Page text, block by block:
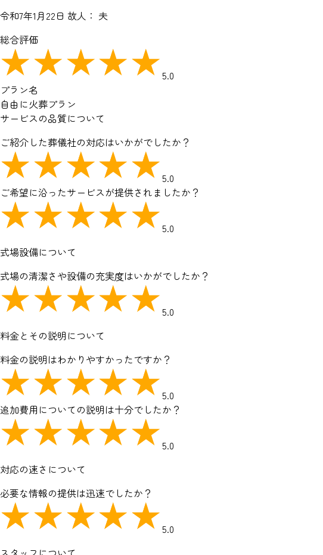
令和7年1月22日 故人： 夫
総合評価
5.0
プラン名
自由に火葬プラン
サービスの品質について
ご紹介した葬儀社の対応はいかがでしたか？
5.0
ご希望に沿ったサービスが提供されましたか？
5.0
式場設備について
式場の清潔さや設備の充実度はいかがでしたか？
5.0
料金とその説明について
料金の説明はわかりやすかったですか？
5.0
追加費用についての説明は十分でしたか？
5.0
対応の速さについて
必要な情報の提供は迅速でしたか？
5.0